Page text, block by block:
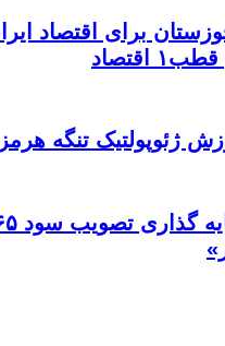
برای اقتصاد
ژئوپولتیک تنگه